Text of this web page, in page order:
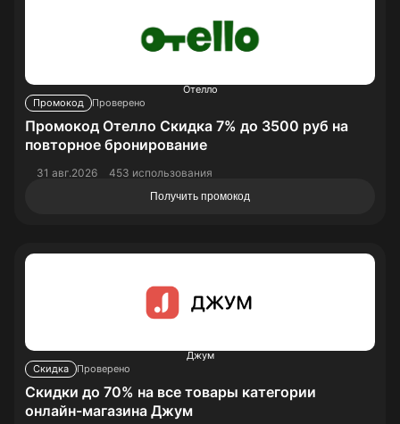
Отелло
Промокод
Проверено
Промокод Отелло Скидка 7% до 3500 руб на
повторное бронирование
31 авг.2026 453 использования
Получить промокод
Джум
Скидка
Проверено
Скидки до 70% на все товары категории
онлайн-магазина Джум